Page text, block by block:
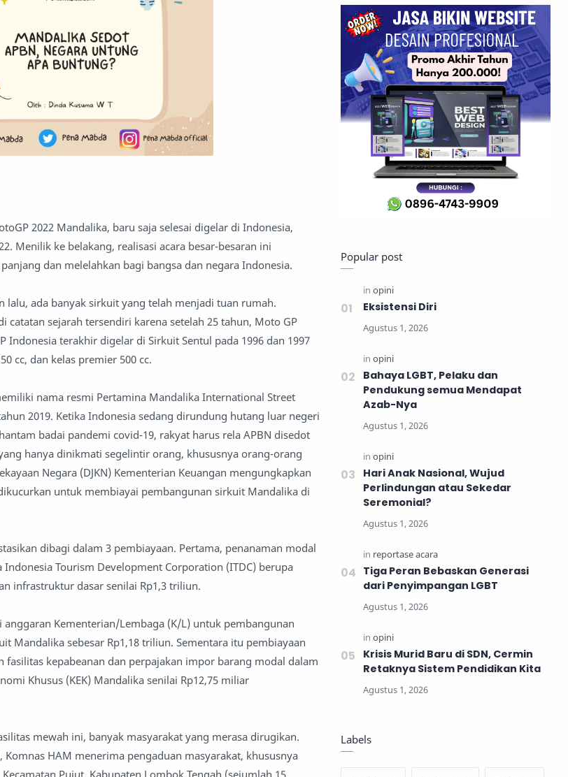
2022 Mandalika, baru saja selesai digelar di Indonesia,
Menilik ke belakang, realisasi acara besar-besaran ini
dan melelahkan bagi bangsa dan negara Indonesia.
lalu, ada banyak sirkuit yang telah menjadi tuan rumah.
catatan sejarah tersendiri karena setelah 25 tahun, Moto GP
Indonesia terakhir digelar di Sirkuit Sentul pada 1996 dan 1997
cc, dan kelas premier 500 cc.
nama resmi Pertamina Mandalika International Street
2019. Ketika Indonesia sedang dirundung hutang luar negeri
badai pandemi covid-19, rakyat harus rela APBN disedot
hanya dinikmati segelintir orang, khususnya orang-orang
Negara (DJKN) Kementerian Keuangan mengungkapkan
untuk membiayai pembangunan sirkuit Mandalika di
dibagi dalam 3 pembiayaan. Pertama, penanaman modal
Tourism Development Corporation (ITDC) berupa
infrastruktur dasar senilai Rp1,3 triliun.
anggaran Kementerian/Lembaga (K/L) untuk pembangunan
Mandalika sebesar Rp1,18 triliun. Sementara itu pembiayaan
fasilitas kepabeanan dan perpajakan impor barang modal dalam
Khusus (KEK) Mandalika senilai Rp12,75 miliar
mewah ini, banyak masyarakat yang merasa dirugikan.
Komnas HAM menerima pengaduan masyarakat, khususnya
Pujut, Kabupaten Lombok Tengah (sejumlah 15
Popular post
Eksistensi Diri
Bahaya LGBT, Pelaku dan
Pendukung semua Mendapat
Azab-Nya
Hari Anak Nasional, Wujud
Perlindungan atau Sekedar
Seremonial?
Tiga Peran Bebaskan Generasi
dari Penyimpangan LGBT
Krisis Murid Baru di SDN, Cermin
Retaknya Sistem Pendidikan Kita
Labels